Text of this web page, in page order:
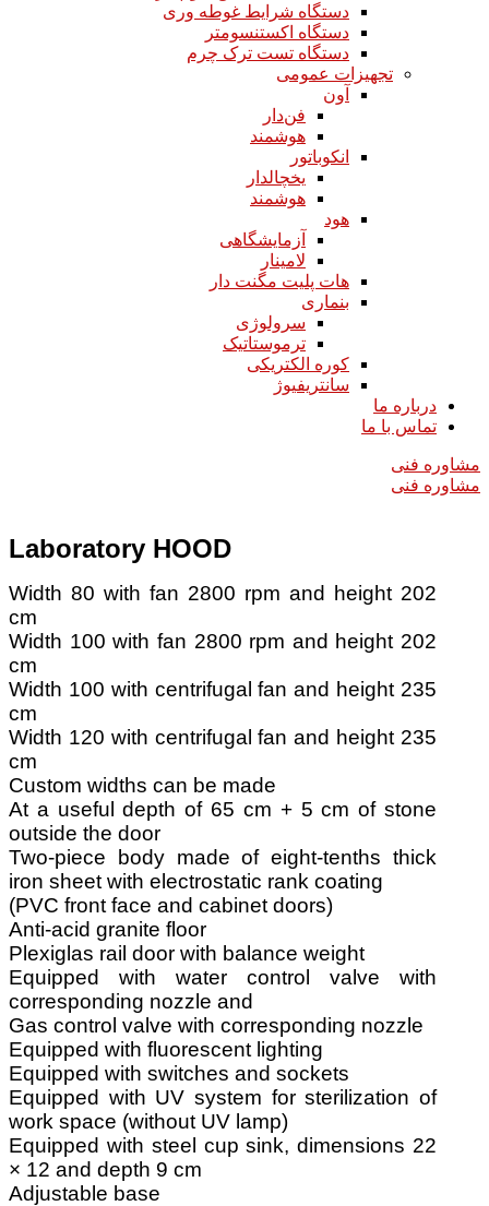
دستگاه شرایط غوطه وری
دستگاه اکستنسومتر
دستگاه تست ترک چرم
تجهیزات عمومی
آون
فن‌دار
هوشمند
انکوباتور
یخچالدار
هوشمند
هود
آزمایشگاهی
لامینار​​​​​​​
هات پلیت مگنت دار​​​​​​​
بنماری
سرولوژی
ترموستاتیک
کوره الکتریکی
سانتریفیوژ
درباره ما
تماس با ما
مشاوره فنی
مشاوره فنی
Laboratory HOOD
Width 80 with fan 2800 rpm and height 202
cm
Width 100 with fan 2800 rpm and height 202
cm
Width 100 with centrifugal fan and height 235
cm
Width 120 with centrifugal fan and height 235
cm
Custom widths can be made
At a useful depth of 65 cm + 5 cm of stone
outside the door
Two-piece body made of eight-tenths thick
iron sheet with electrostatic rank coating
(PVC front face and cabinet doors)
Anti-acid granite floor
Plexiglas rail door with balance weight
Equipped with water control valve with
corresponding nozzle and
Gas control valve with corresponding nozzle
Equipped with fluorescent lighting
Equipped with switches and sockets
Equipped with UV system for sterilization of
work space (without UV lamp)
Equipped with steel cup sink, dimensions 22
× 12 and depth 9 cm
Adjustable base